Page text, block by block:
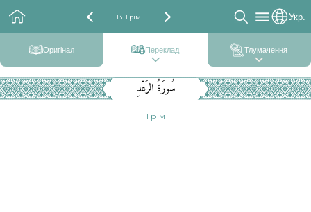
13. Грім Укр.
Оригінал Переклад Тлумачення
سُورَةُ الرَعْدِ
Грім